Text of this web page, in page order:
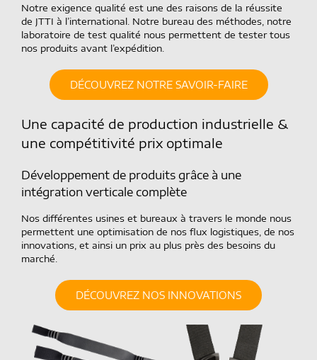
Notre exigence qualité est une des raisons de la réussite
de JTTI à l’international. Notre bureau des méthodes, notre
laboratoire de test qualité nous permettent de tester tous
nos produits avant l’expédition.
DÉCOUVREZ NOTRE SAVOIR-FAIRE
Une capacité de production industrielle &
une compétitivité prix optimale
Développement de produits grâce à une
intégration verticale complète
Nos différentes usines et bureaux à travers le monde nous
permettent une optimisation de nos flux logistiques, de nos
innovations, et ainsi un prix au plus près des besoins du
marché.
DÉCOUVREZ NOS INNOVATIONS